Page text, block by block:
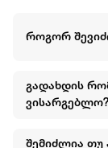
როგორ
გადახდის
ვისარგებლო?
შემიძლია თუ